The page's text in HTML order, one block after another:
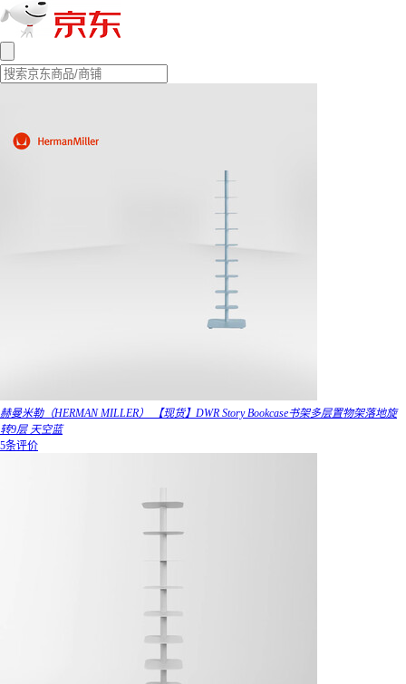
赫曼米勒（HERMAN MILLER） 【现货】DWR Story Bookcase书架多层置物架落地旋
转9层 天空蓝
5条评价